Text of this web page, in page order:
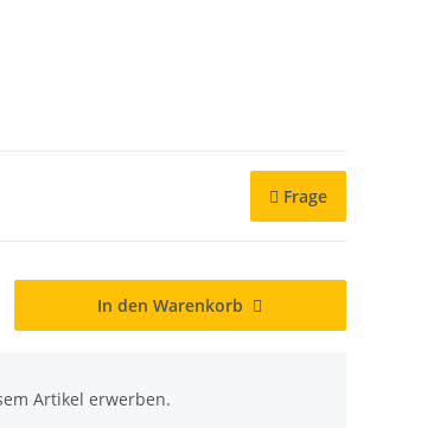
Frage
In den Warenkorb
Artikel erwerben.